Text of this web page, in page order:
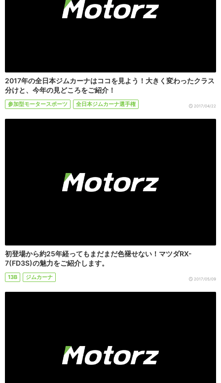
2017年の全日本ジムカーナはココを見よう！大きく変わったクラス
分けと、今年の見どころをご紹介！
参加型モータースポーツ 全日本ジムカーナ選手権 2017/04/22
初登場から約25年経ってもまだまだ色褪せない！マツダRX-
7(FD3S)の魅力をご紹介します。
13B ジムカーナ 2017/05/09